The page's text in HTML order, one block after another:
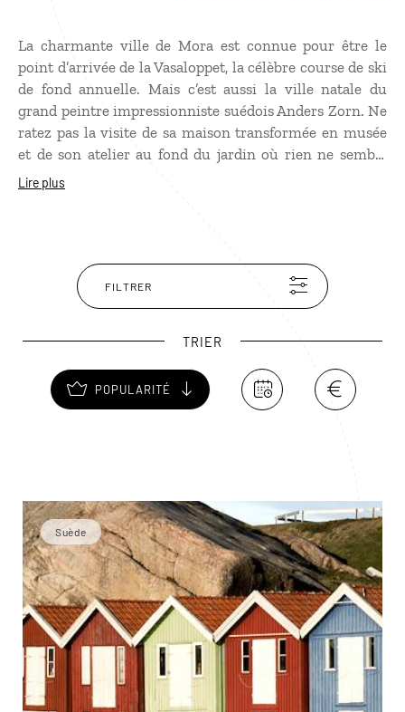
La charmante ville de Mora est connue pour être le
point d’arrivée de la Vasaloppet, la célèbre course de ski
de fond annuelle. Mais c’est aussi la ville natale du
grand peintre impressionniste suédois Anders Zorn. Ne
ratez pas la visite de sa maison transformée en musée
et de son atelier au fond du jardin où rien ne semble
avoir bougé depuis un siècle. Vous pourrez également
Lire plus
FILTRER
TRIER
POPULARITÉ
Suède